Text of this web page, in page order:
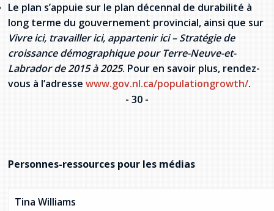
Le plan s’appuie sur le plan décennal de durabilité à
long terme du gouvernement provincial, ainsi que sur
Vivre ici, travailler ici, appartenir ici – Stratégie de
croissance démographique pour Terre-Neuve-et-
Labrador de 2015 à 2025. Pour en savoir plus, rendez-
vous à l’adresse www.gov.nl.ca/populationgrowth/.
- 30 -
Personnes-ressources pour les médias
Tina Williams